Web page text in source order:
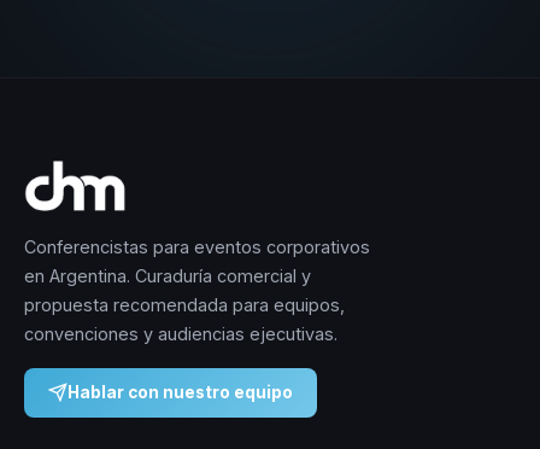
Conferencistas para eventos corporativos
en Argentina. Curaduría comercial y
propuesta recomendada para equipos,
convenciones y audiencias ejecutivas.
Hablar con nuestro equipo